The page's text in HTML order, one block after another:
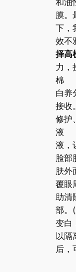
膜。
下，
效不
择高
力，
棉
白养
接收。
修护
液
液，
脸部
肤外
覆眼
助清
部。
变白
以隔
后，